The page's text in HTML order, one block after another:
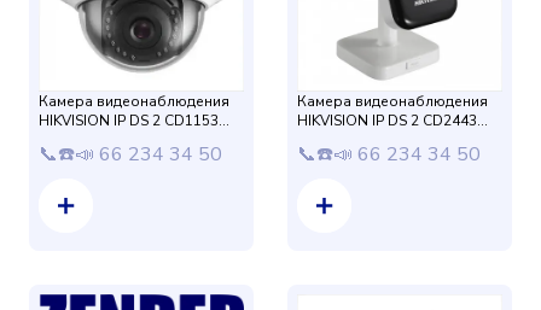
Камера видеонаблюдения
HIKVISION IP DS 2 CD1153
📞☎️📣 66 234 34 50
Камера видеонаблюдения
HIKVISION IP DS 2 CD2443
📞☎️📣 66 234 34 50